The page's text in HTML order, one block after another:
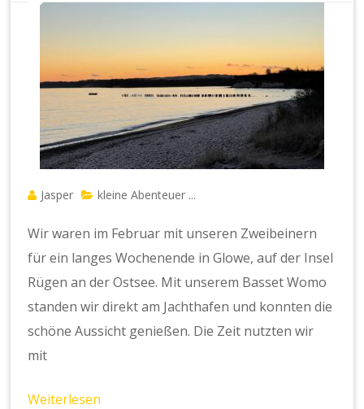
Jasper kleine Abenteuer ...
Wir waren im Februar mit unseren Zweibeinern
für ein langes Wochenende in Glowe, auf der Insel
Rügen an der Ostsee. Mit unserem Basset Womo
standen wir direkt am Jachthafen und konnten die
schöne Aussicht genießen. Die Zeit nutzten wir
mit
Weiterlesen